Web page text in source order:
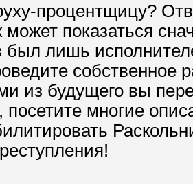
процентщицу?
может показаться
был лишь
собственное
из будущего вы
посетите многие